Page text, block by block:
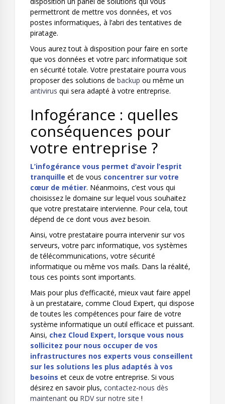
permettront de mettre vos données, et vos
postes informatiques, à l’abri des tentatives de
piratage.
Vous aurez tout à disposition pour faire en sorte
que vos données et votre parc informatique soit
en sécurité totale. Votre prestataire pourra vous
proposer des solutions de backup ou même un
antivirus qui sera adapté à votre entreprise.
Infogérance : quelles
conséquences pour
votre entreprise ?
L’infogérance vous permet d’avoir l’esprit
tranquille et de vous concentrer sur votre
cœur de métier. Néanmoins, c’est vous qui
choisissez le domaine sur lequel vous souhaitez
que votre prestataire intervienne. Pour cela, tout
dépend de ce dont vous avez besoin.
Ainsi, votre prestataire pourra intervenir sur vos
serveurs, votre parc informatique, vos systèmes
de télécommunications, votre sécurité
informatique ou même vos mails. Dans la réalité,
tous ces points sont importants.
Mais pour plus d’efficacité, mieux vaut faire appel
à un prestataire, comme Cloud Expert, qui dispose
de toutes les compétences pour faire de votre
système informatique un outil efficace et puissant.
Ainsi, chez Cloud Expert, lorsque vous nous
sollicitez pour nous occuper de vos
infrastructures nos experts vous conseillent
sur les solutions les plus adaptés à vos
besoins et ceux de votre entreprise. Si vous
désirez en savoir plus, contactez-nous dès
maintenant ou RDV sur notre site !